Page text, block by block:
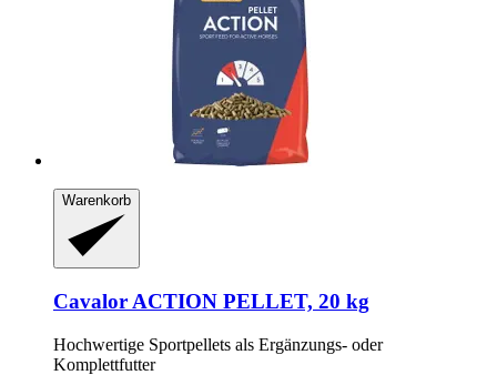
Warenkorb
Cavalor ACTION PELLET, 20 kg
Hochwertige Sportpellets als Ergänzungs-​ oder
Komplettfutter